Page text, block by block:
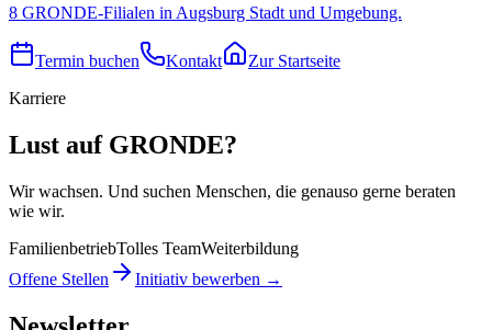
8 GRONDE-Filialen in Augsburg Stadt und Umgebung.
Termin buchen Kontakt
Zur Startseite
Karriere
Lust auf GRONDE?
Wir wachsen. Und suchen Menschen, die genauso gerne beraten
wie wir.
FamilienbetriebTolles TeamWeiterbildung
Offene Stellen
Initiativ bewerben →